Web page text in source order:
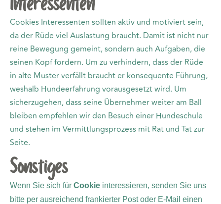
Cookies Interessenten sollten aktiv und motiviert sein,
da der Rüde viel Auslastung braucht. Damit ist nicht nur
reine Bewegung gemeint, sondern auch Aufgaben, die
seinen Kopf fordern. Um zu verhindern, dass der Rüde
in alte Muster verfällt braucht er konsequente Führung,
weshalb Hundeerfahrung vorausgesetzt wird. Um
sicherzugehen, dass seine Übernehmer weiter am Ball
bleiben empfehlen wir den Besuch einer Hundeschule
und stehen im Vermittlungsprozess mit Rat und Tat zur
Seite.
Sonstiges
Wenn Sie sich für Cookie interessieren, senden Sie uns
bitte per ausreichend frankierter Post oder E-Mail einen